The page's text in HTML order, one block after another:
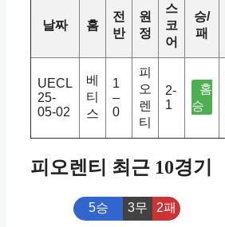
날짜 홈
전
반
원
정
스
코
어
승/
패
UECL
25-
05-02
베
티
스
1
–
0
피
오
렌
티
2-
1
홈
승
피오렌티 최근 10경기
5승 3무 2패